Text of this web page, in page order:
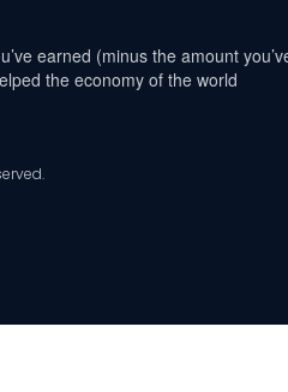
earned (minus the amount
the economy of the world